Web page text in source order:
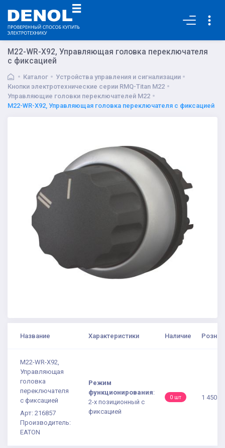
M22-WR-X92, Управляющая головка переключателя
с фиксацией
Каталог
Устройства управления и сигнализации
Кнопки электротехнические серии RMQ-Titan M22
Управляющие головки переключателей M22
M22-WR-X92, Управляющая головка переключателя с фиксацией
Название Характеристики Наличие
M22-WR-X92,
Управляющая
головка
переключателя
с фиксацией
Арт: 216857
Производитель:
EATON
Режим
функционирования:
2-х позиционный с
фиксацией
0 шт 1